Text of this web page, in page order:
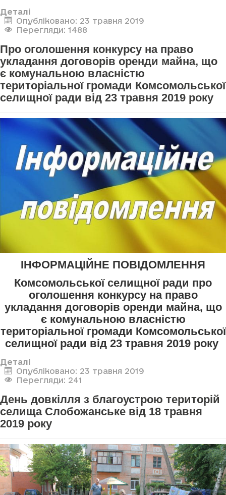
Деталі
Опубліковано: 23 травня 2019
Перегляди: 1488
Про оголошення конкурсу на право
укладання договорів оренди майна, що
є комунальною власністю
територіальної громади Комсомольської
селищної ради від 23 травня 2019 року
ІНФОРМАЦІЙНЕ ПОВІДОМЛЕННЯ
Комсомольської селищної ради про
оголошення конкурсу на право
укладання договорів оренди майна, що
є комунальною власністю
територіальної громади Комсомольської
селищної ради від 23 травня 2019 року
Деталі
Опубліковано: 23 травня 2019
Перегляди: 241
День довкілля з благоустрою територій
селища Слобожанське від 18 травня
2019 року